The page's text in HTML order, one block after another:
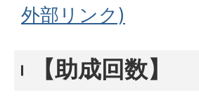
外部リンク)
【助成回数】